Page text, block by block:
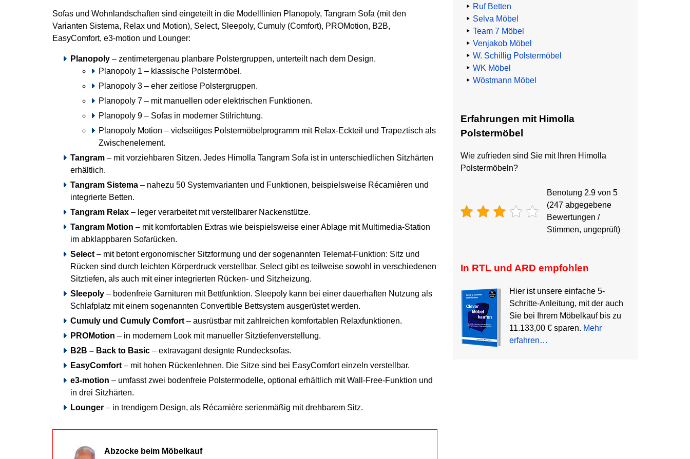
Sofas und Wohnlandschaften sind eingeteilt in die Modelllinien Planopoly, Tangram Sofa (mit den
Varianten Sistema, Relax und Motion), Select, Sleepoly, Cumuly (Comfort), PROMotion, B2B,
EasyComfort, e3-motion und Lounger:
Planopoly – zentimetergenau planbare Polstergruppen, unterteilt nach dem Design.
Planopoly 1 – klassische Polstermöbel.
Planopoly 3 – eher zeitlose Polstergruppen.
Planopoly 7 – mit manuellen oder elektrischen Funktionen.
Planopoly 9 – Sofas in moderner Stilrichtung.
Planopoly Motion – vielseitiges Polstermöbelprogramm mit Relax-Eckteil und Trapeztisch als
Zwischenelement.
Tangram – mit vorziehbaren Sitzen. Jedes Himolla Tangram Sofa ist in unterschiedlichen Sitzhärten
erhältlich.
Tangram Sistema – nahezu 50 Systemvarianten und Funktionen, beispielsweise Récamièren und
integrierte Betten.
Tangram Relax – leger verarbeitet mit verstellbarer Nackenstütze.
Tangram Motion – mit komfortablen Extras wie beispielsweise einer Ablage mit Multimedia-Station
im abklappbaren Sofarücken.
Select – mit betont ergonomischer Sitzformung und der sogenannten Telemat-Funktion: Sitz und
Rücken sind durch leichten Körperdruck verstellbar. Select gibt es teilweise sowohl in verschiedenen
Sitztiefen, als auch mit einer integrierten Rücken- und Sitzheizung.
Sleepoly – bodenfreie Garnituren mit Bettfunktion. Sleepoly kann bei einer dauerhaften Nutzung als
Schlafplatz mit einem sogenannten Convertible Bettsystem ausgerüstet werden.
Cumuly und Cumuly Comfort – ausrüstbar mit zahlreichen komfortablen Relaxfunktionen.
PROMotion – in modernem Look mit manueller Sitztiefenverstellung.
B2B – Back to Basic – extravagant designte Rundecksofas.
EasyComfort – mit hohen Rückenlehnen. Die Sitze sind bei EasyComfort einzeln verstellbar.
e3-motion – umfasst zwei bodenfreie Polstermodelle, optional erhältlich mit Wall-Free-Funktion und
in drei Sitzhärten.
Lounger – in trendigem Design, als Récamière serienmäßig mit drehbarem Sitz.
Abzocke beim Möbelkauf
Ruf Betten
Selva Möbel
Team 7 Möbel
Venjakob Möbel
W. Schillig Polstermöbel
WK Möbel
Wöstmann Möbel
Erfahrungen mit Himolla
Polstermöbel
Wie zufrieden sind Sie mit Ihren Himolla
Polstermöbeln?
Benotung 2.9 von 5
(247 abgegebene
Bewertungen /
Stimmen, ungeprüft)
In RTL und ARD empfohlen
Hier ist unsere einfache 5-
Schritte-Anleitung, mit der auch
Sie bei Ihrem Möbelkauf bis zu
11.133,00 € sparen. Mehr
erfahren…